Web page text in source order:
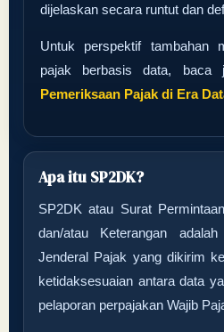
dijelaskan secara runtut dan
Untuk perspektif tambahan
pajak berbasis data, baca
Pemeriksaan Pajak di Era
Apa itu SP2DK?
SP2DK atau Surat
dan/atau Keterangan
Jenderal Pajak yang dikirim
ketidaksesuaian antara data
pelaporan perpajakan Wajib